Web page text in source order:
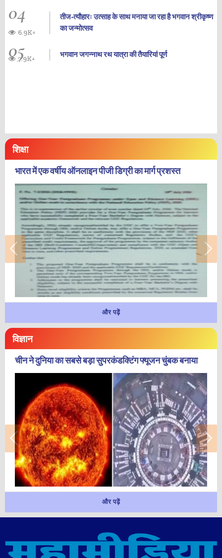
04
तीज-त्यौहारः उत्साह के साथ मनाया जा रहा है भगवान श्रीकृष्ण
का जन्‍मोत्‍सव
6.9K+
05 भगवान जगन्नाथ रथ यात्रा की तैयारियां पूर्ण
7.9K+
शिक्षा
भारत में एक वर्षीय ऑनलाइन पीजी डिग्री का मार्ग प्रशस्त
और पढ़ें
विज्ञान
चीन ने दुनिया का सबसे बड़ा सुपरकंडक्टिंग फ्यूजन चुंबक बनाया
और पढ़ें